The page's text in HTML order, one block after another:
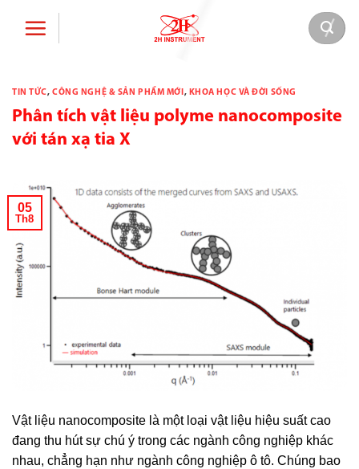
TIN TỨC,CÔNG NGHỆ & SẢN PHẨM MỚI , KHOA HỌC VÀ ĐỜI SỐNG
Phân tích vật liệu polyme nanocomposite
với tán xạ tia X
05
Th8
Vật liệu nanocomposite là một loại vật liệu hiệu suất cao
đang thu hút sự chú ý trong các ngành công nghiệp khác
nhau, chẳng hạn như ngành công nghiệp ô tô. Chúng bao